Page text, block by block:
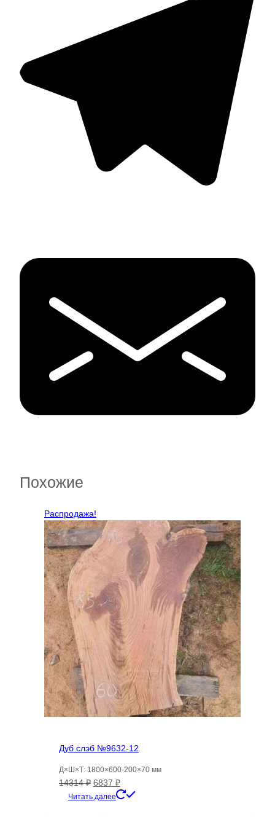
Похожие
Распродажа!
Дуб слэб №9632-12
Д×Ш×Т: 1800×600-200×70 мм
14314₽ Первоначальная
цена
6837 ₽Текущая
цена:
Читать далее